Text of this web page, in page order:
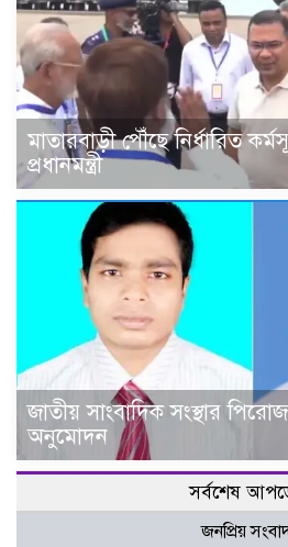
মাতারবাড়ী পৌঁছে নির্ধারিত
প্রধানমন্ত্রী
জাতীয় সাংবাদিক সংস্থার
অনুমোদন
সর্বশেষ
জনপ্রিয়